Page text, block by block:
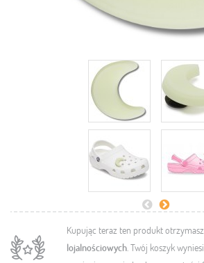
Kupując teraz ten produkt otrzymasz
lojalnościowych. Twój koszyk